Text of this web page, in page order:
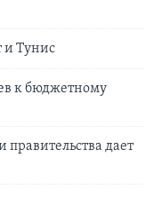
и Тунис
к бюджетному
дает